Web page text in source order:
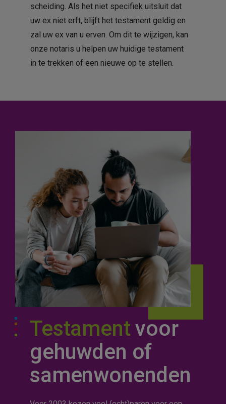
scheiding. Als het niet specifiek uitsluit dat
uw ex niet erft, blijft het testament geldig en
zal uw ex van u erven. Om dit te wijzigen, kan
onze notaris u helpen uw huidige testament
in te trekken of een nieuwe op te stellen.
Testament voor
gehuwden of
samenwonenden